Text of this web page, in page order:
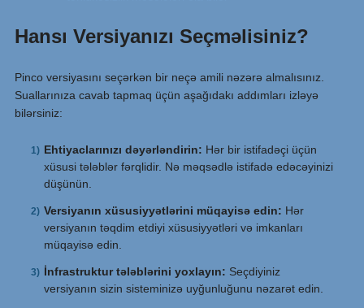
Hansı Versiyanızı Seçməlisiniz?
Pinco versiyasını seçərkən bir neçə amili nəzərə almalısınız.
Suallarınıza cavab tapmaq üçün aşağıdakı addımları izləyə
bilərsiniz:
Ehtiyaclarınızı dəyərləndirin: Hər bir istifadəçi üçün
xüsusi tələblər fərqlidir. Nə məqsədlə istifadə edəcəyinizi
düşünün.
Versiyanın xüsusiyyətlərini müqayisə edin: Hər
versiyanın təqdim etdiyi xüsusiyyətləri və imkanları
müqayisə edin.
İnfrastruktur tələblərini yoxlayın: Seçdiyiniz
versiyanın sizin sisteminizə uyğunluğunu nəzarət edin.